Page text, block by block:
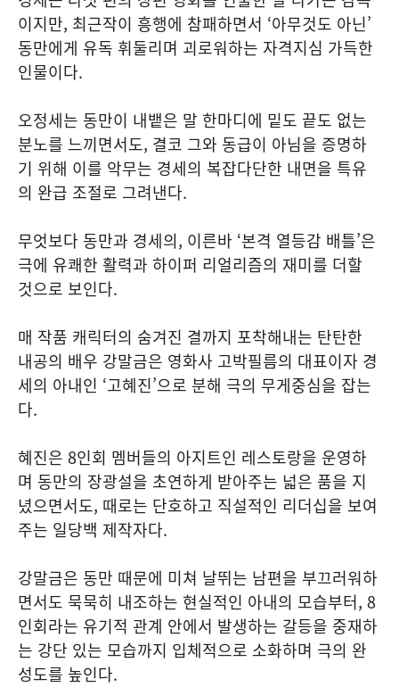
이지만, 최근작이 흥행에 참패하면서 ‘아무것도 아닌’
동만에게 유독 휘둘리며 괴로워하는 자격지심 가득한
인물이다.
오정세는 동만이 내뱉은 말 한마디에 밑도 끝도 없는
분노를 느끼면서도, 결코 그와 동급이 아님을 증명하
기 위해 이를 악무는 경세의 복잡다단한 내면을 특유
의 완급 조절로 그려낸다.
무엇보다 동만과 경세의, 이른바 ‘본격 열등감 배틀’은
극에 유쾌한 활력과 하이퍼 리얼리즘의 재미를 더할
것으로 보인다.
매 작품 캐릭터의 숨겨진 결까지 포착해내는 탄탄한
내공의 배우 강말금은 영화사 고박필름의 대표이자 경
세의 아내인 ‘고혜진’으로 분해 극의 무게중심을 잡는
다.
혜진은 8인회 멤버들의 아지트인 레스토랑을 운영하
며 동만의 장광설을 초연하게 받아주는 넓은 품을 지
녔으면서도, 때로는 단호하고 직설적인 리더십을 보여
주는 일당백 제작자다.
강말금은 동만 때문에 미쳐 날뛰는 남편을 부끄러워하
면서도 묵묵히 내조하는 현실적인 아내의 모습부터, 8
인회라는 유기적 관계 안에서 발생하는 갈등을 중재하
는 강단 있는 모습까지 입체적으로 소화하며 극의 완
성도를 높인다.